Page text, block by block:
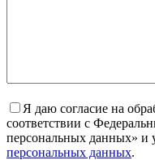
Я даю согласие на
соответствии с
персональных данных» и
персональных данных.